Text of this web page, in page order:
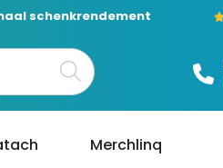
schenkrendement
Merchlinq